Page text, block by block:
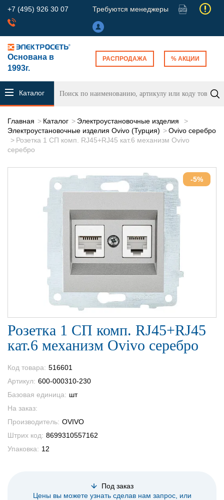
+7 (495) 926 30 07 Требуются менеджеры
Основана в
1993г.
РАСПРОДАЖА % АКЦИИ
Каталог
Главная Каталог
Электроустановочные изделия
Электроустановочные изделия Ovivo (Турция)
Ovivo серебро
Розетка 1 СП комп. RJ45+RJ45 кат.6 механизм Ovivo
серебро
-5%
Розетка 1 СП комп. RJ45+RJ45
кат.6 механизм Ovivo серебро
Код товара: 516601
Артикул: 600-000310-230
Базовая единица: шт
На заказ:
Производитель: OVIVO
Штрих код: 8699310557162
Упаковка: 12
Под заказ
Цены вы можете узнать сделав нам запрос, или